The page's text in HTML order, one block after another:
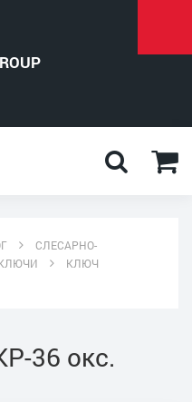
СЛЕСАРНО-
КЛЮЧ
36 окс.